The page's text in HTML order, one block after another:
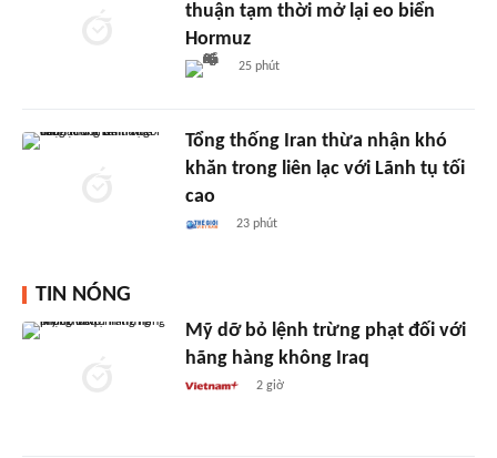
thuận tạm thời mở lại eo biển
Hormuz
25 phút
Tổng thống Iran thừa nhận khó
khăn trong liên lạc với Lãnh tụ tối
cao
23 phút
TIN NÓNG
Mỹ dỡ bỏ lệnh trừng phạt đối với
hãng hàng không Iraq
2 giờ